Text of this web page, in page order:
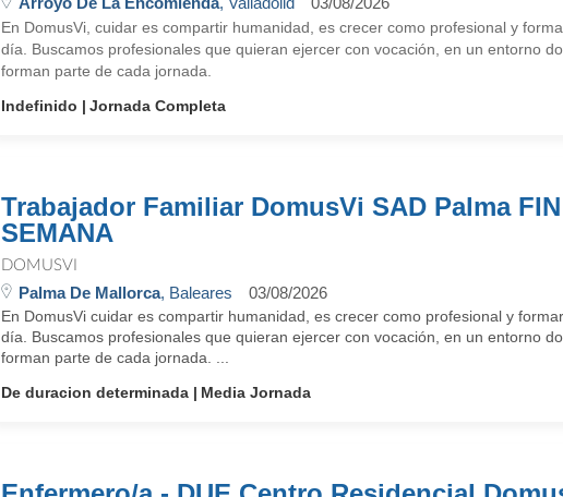
En DomusVi, cuidar es compartir humanidad, es crecer como profesional y
día. Buscamos profesionales que quieran ejercer con vocación, en un entorno
forman parte de cada jornada.
Indefinido
Jornada Completa
Trabajador Familiar DomusVi SAD Palma
SEMANA
DOMUSVI
Palma De Mallorca, Baleares 03/08/2026
En DomusVi cuidar es compartir humanidad, es crecer como profesional y
día. Buscamos profesionales que quieran ejercer con vocación, en un entorno
forman parte de cada jornada. ...
De duracion determinada
Media Jornada